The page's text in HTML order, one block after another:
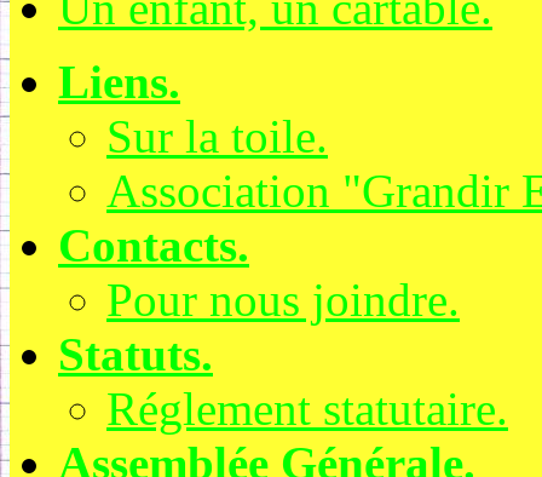
Liens.
Sur la toile.
Association "Grandir
Contacts.
Pour nous joindre.
Statuts.
Réglement statutaire.
Assemblée Générale.